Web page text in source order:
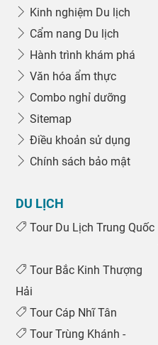
Kinh nghiệm Du lịch
Cẩm nang Du lịch
Hành trình khám phá
Văn hóa ẩm thực
Combo nghỉ dưỡng
Sitemap
Điều khoản sử dụng
Chính sách bảo mật
DU LỊCH
Tour Du Lịch Trung Quốc
Tour Bắc Kinh Thượng
Hải
Tour Cáp Nhĩ Tân
Tour Trùng Khánh -
0969 566 598